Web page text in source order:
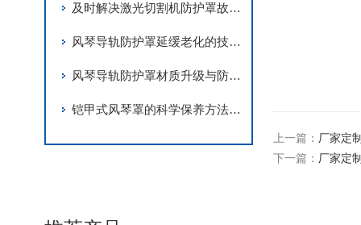
及时解决激光切割机防护罩故障是实现长期稳定防护的关键
风琴导轨防护罩延缓老化的技术手段
风琴导轨防护罩材质升级与防护优化
铠甲式风琴罩的科学保养方法分享
上一篇： 厂家定
下一篇： 厂家定